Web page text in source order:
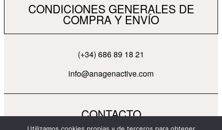
CONDICIONES GENERALES DE
COMPRA Y ENVÍO
(+34) 686 89 18 21
info@anagenactive.com
CONTACTO